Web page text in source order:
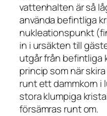
vattenhalten är så
använda befintliga
nukleationspunkt
in i ursäkten till
utgår från befintliga
princip som när
runt ett dammkorn i
stora klumpiga
försämras runt om.